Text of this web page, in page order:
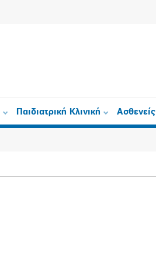
Παιδιατρική Κλινική Ασθενείς